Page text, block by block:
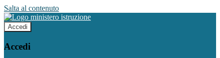
Salta al contenuto
Accedi
Accedi